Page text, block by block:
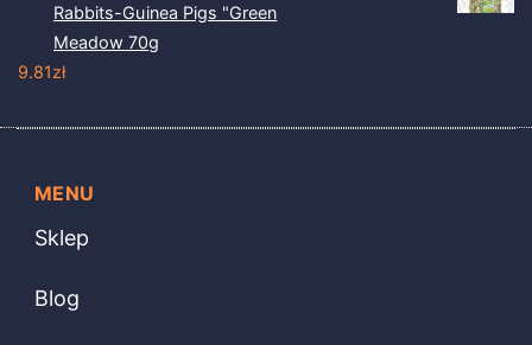
Rabbits-Guinea Pigs "Green
Meadow 70g
9.81zł
MENU
Sklep
Blog